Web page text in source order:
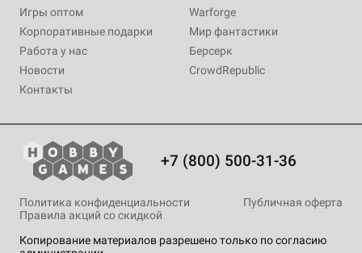
Игры оптом
Корпоративные подарки
Работа у нас
Новости
Контакты
Warforge
Мир фантастики
Берсерк
CrowdRepublic
+7 (800) 500-31-36
Копирование материалов разрешено только по согласию
Политика конфиденциальности
Публичная оферта
Правила акций со скидкой